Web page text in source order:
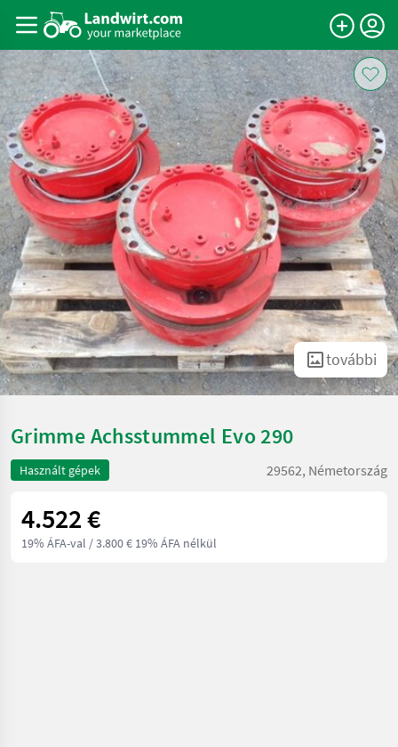
további
Grimme Achsstummel Evo 290
Használt gépek 29562, Németország
4.522 €
19% ÁFA-val / 3.800 € 19% ÁFA nélkül